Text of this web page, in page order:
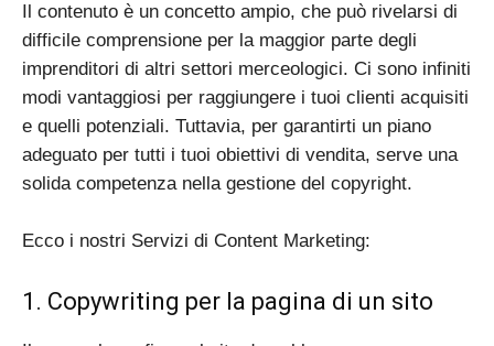
Il contenuto è un concetto ampio, che può rivelarsi di
difficile comprensione per la maggior parte degli
imprenditori di altri settori merceologici. Ci sono infiniti
modi vantaggiosi per raggiungere i tuoi clienti acquisiti
e quelli potenziali. Tuttavia, per garantirti un piano
adeguato per tutti i tuoi obiettivi di vendita, serve una
solida competenza nella gestione del copyright.
Ecco i nostri Servizi di Content Marketing:
1. Copywriting per la pagina di un sito